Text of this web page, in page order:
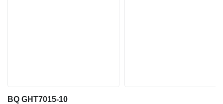
BQ GHT7015-10